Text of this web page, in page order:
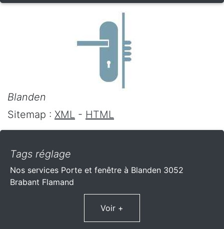
Blanden
Sitemap : XML - HTML
Tags réglage
Nos services Porte et fenêtre à Blanden 3052
Brabant Flamand
Voir +